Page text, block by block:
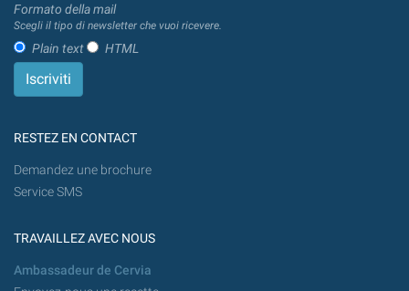
Formato della mail
Scegli il tipo di newsletter che vuoi ricevere.
Plain text HTML
RESTEZ EN CONTACT
Demandez une brochure
Service SMS
TRAVAILLEZ AVEC NOUS
Ambassadeur de Cervia